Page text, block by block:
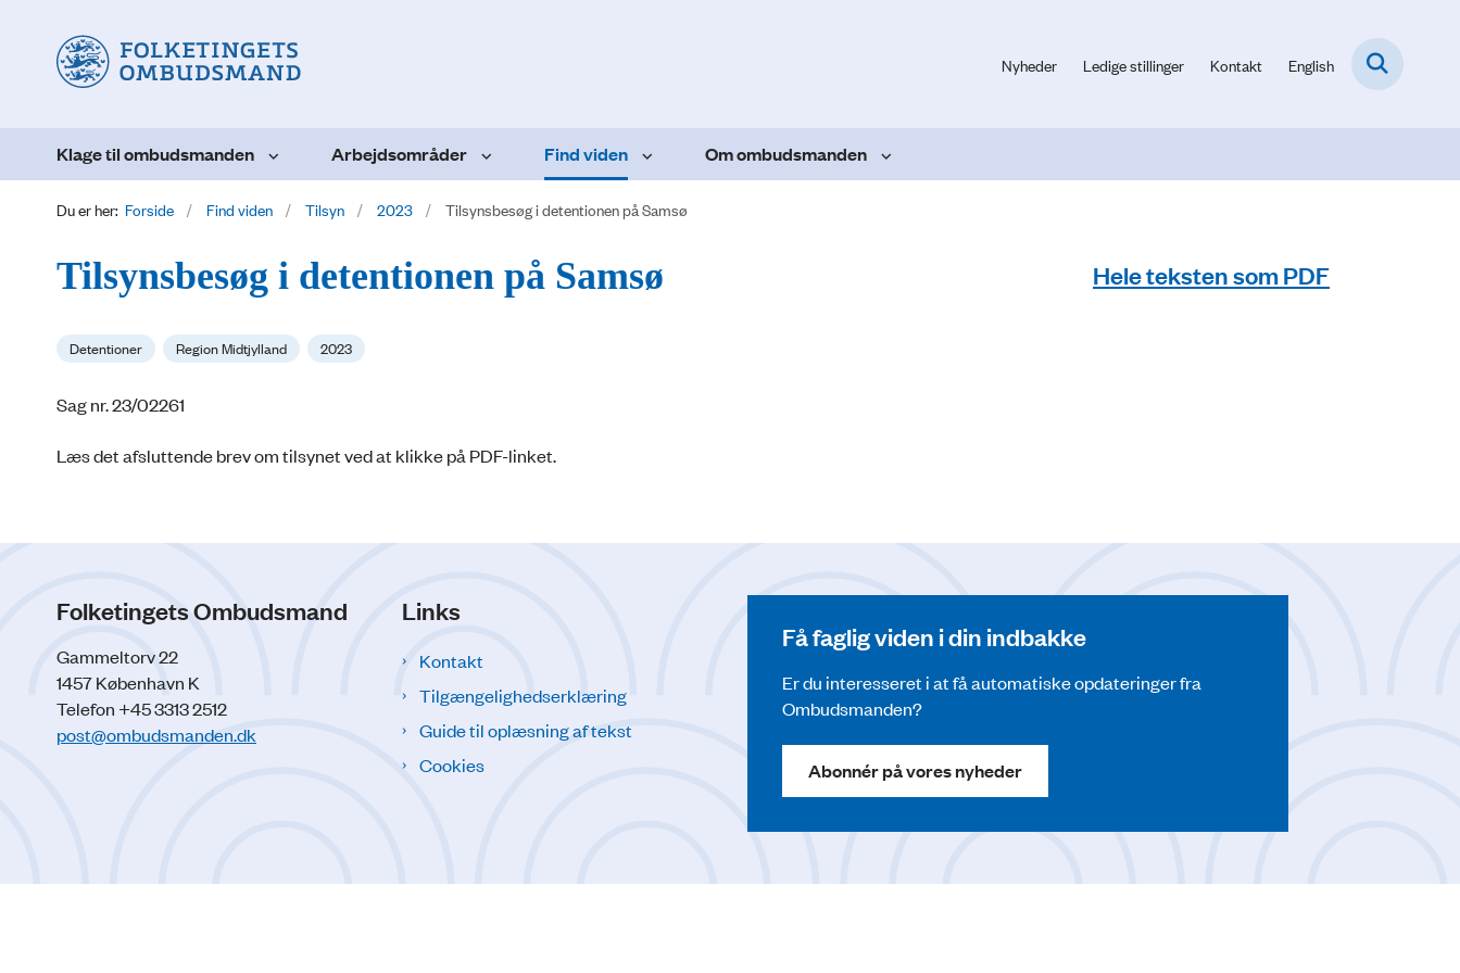
Nyheder Ledige stillinger Kontakt English
Klage til ombudsmanden Arbejdsområder Find viden Om ombudsmanden
Du er her: Forside Find viden Tilsyn 2023 Tilsynsbesøg i detentionen på Samsø
Tilsynsbesøg i detentionen på Samsø
Detentioner Region Midtjylland 2023
Sag nr. 23/02261
Læs det afsluttende brev om tilsynet ved at klikke på PDF-linket.
Hele teksten som PDF
Folketingets Ombudsmand
Gammeltorv 22
1457 København K
Telefon +45 3313 2512
post@ombudsmanden.dk
Links
Kontakt
Tilgængelighedserklæring
Guide til oplæsning af tekst
Cookies
Få faglig viden i din indbakke
Er du interesseret i at få automatiske opdateringer fra
Ombudsmanden?
Abonnér på vores nyheder